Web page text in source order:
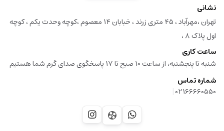
نشانی
تهران ،مهرآباد ، ۴۵ متری زرند ، خبابان ۱۴ معصوم ،کوچه وحدت یکم ، کوچه
اول پلاک ۸ ،
ساعت کاری
شنبه تا پنجشنبه، از ساعت 10 صبح تا 17 پاسخگوی صدای گرم شما هستیم
شماره تماس
02166660550
|